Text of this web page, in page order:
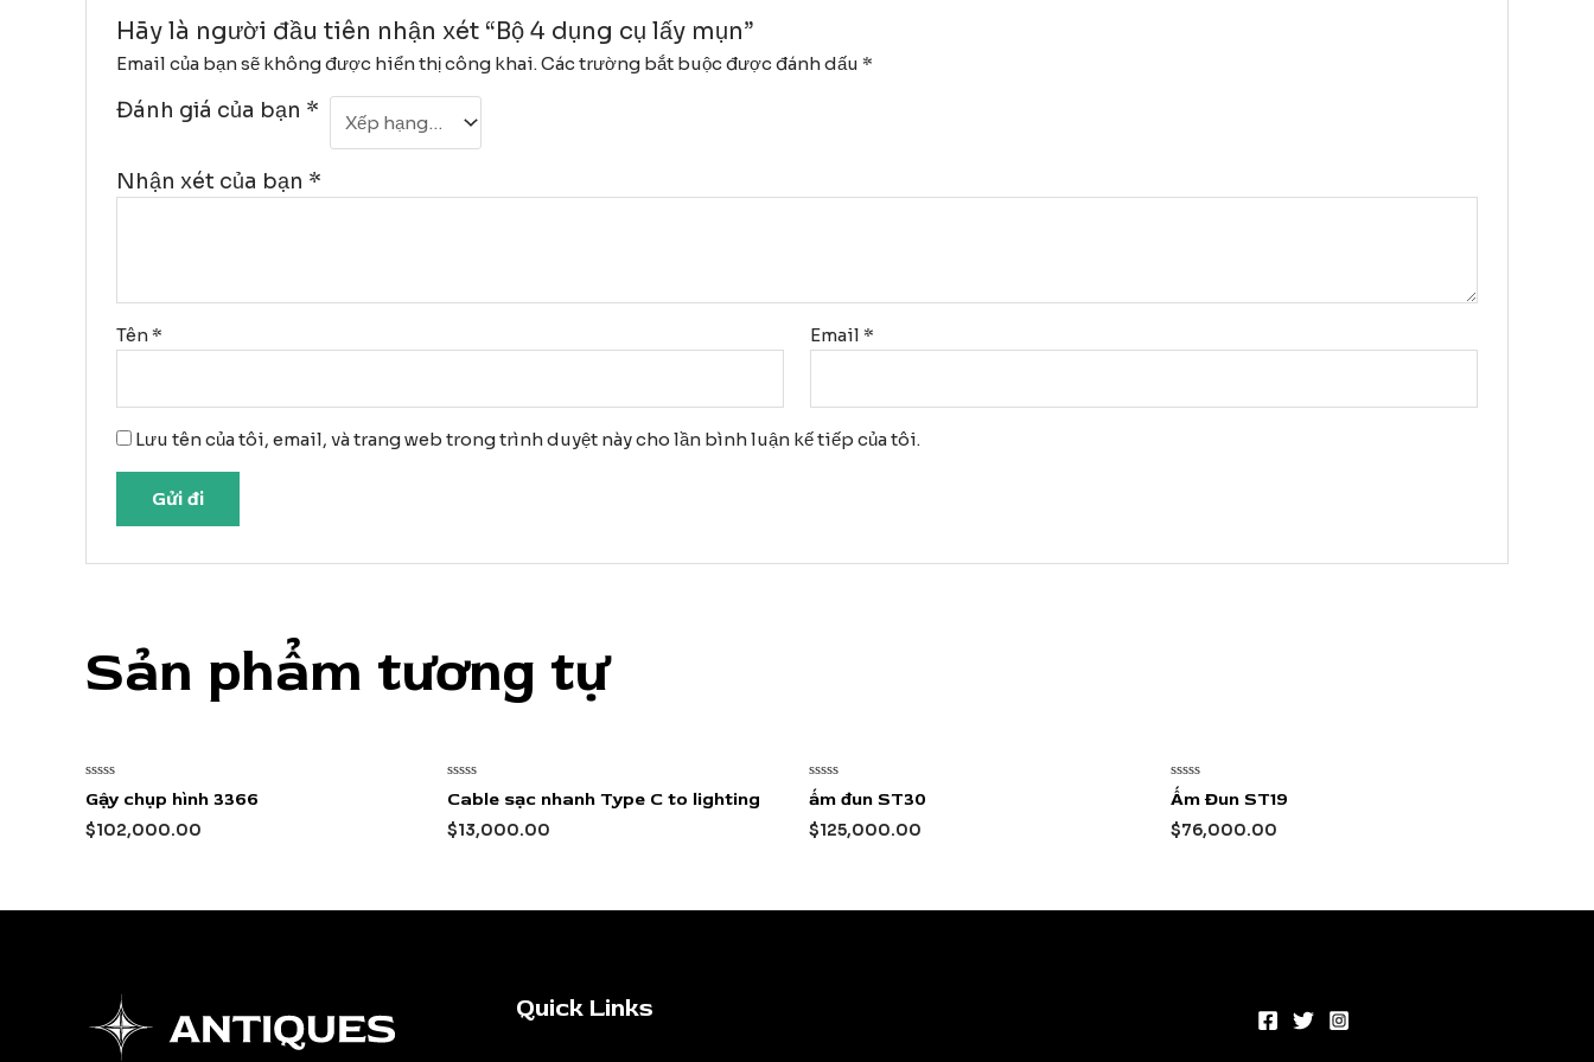
Hãy là người đầu tiên nhận xét “Bộ 4 dụng cụ lấy mụn”
Email của bạn sẽ không được hiển thị công khai.Các trường bắt buộc được đánh dấu *
Đánh giá của bạn *
Nhận xét của bạn *
Tên * Email *
Lưu tên của tôi, email, và trang web trong trình duyệt này cho lần bình luận kế tiếp của tôi.
Sản phẩm tương tự
Được
xếp
hạng
0
Gậy chụp hình 3366
$102,000.00
Được
xếp
hạng
0
Cable sạc nhanh Type C to lighting
$13,000.00
Được
xếp
hạng
0
ấm đun ST30
$125,000.00
Được
xếp
hạng
0
Ấm Đun ST19
$76,000.00
Quick Links